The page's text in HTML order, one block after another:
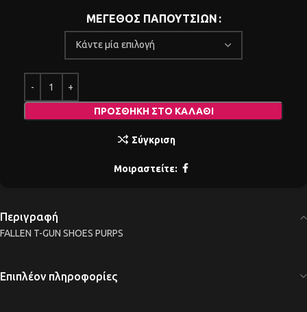
ΜΕΓΕΘΟΣ ΠΑΠΟΥΤΣΙΩΝ
ΠΡΟΣΘΉΚΗ ΣΤΟ ΚΑΛΆΘΙ
Σύγκριση
Μοιραστείτε:
Περιγραφή
FALLEN T-GUN SHOES PURPS
Επιπλέον πληροφορίες